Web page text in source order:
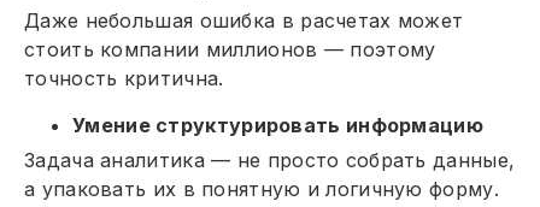
Даже небольшая ошибка в расчетах может
стоить компании миллионов — поэтому
точность критична.
Умение структурировать информацию
Задача аналитика — не просто собрать данные,
а упаковать их в понятную и логичную форму.